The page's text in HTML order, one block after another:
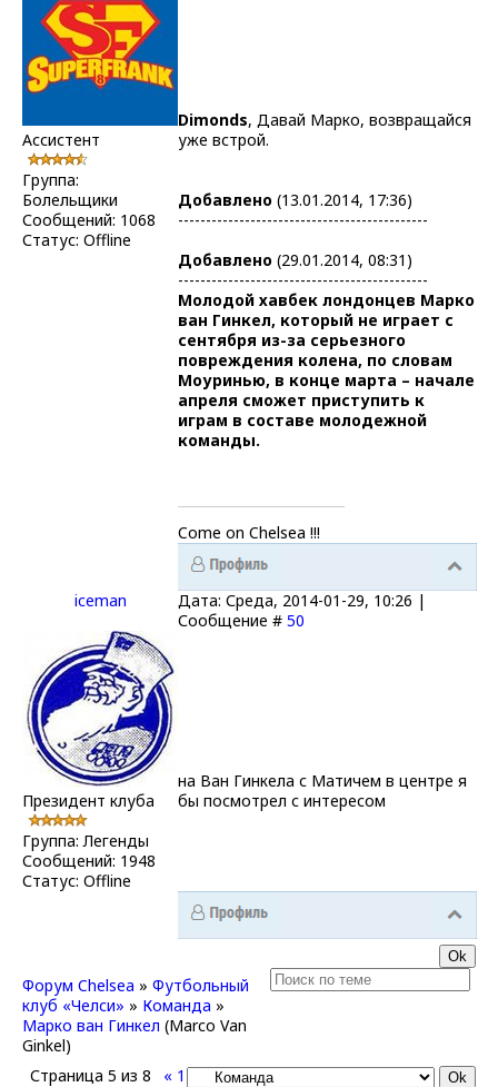
Ассистент
Группа:
Болельщики
Сообщений: 1068
Статус: Offline
Dimonds, Давай Марко, возвращайся
уже встрой.
Добавлено (13.01.2014, 17:36)
---------------------------------------------
Добавлено (29.01.2014, 08:31)
---------------------------------------------
Молодой хавбек лондонцев Марко
ван Гинкел, который не играет с
сентября из-за серьезного
повреждения колена, по словам
Моуринью, в конце марта – начале
апреля сможет приступить к
играм в составе молодежной
команды.
Come on Chelsea !!!
iceman
Дата: Среда, 2014-01-29, 10:26 |
Сообщение # 50
Президент клуба
Группа: Легенды
Сообщений: 1948
Статус: Offline
на Ван Гинкела с Матичем в центре я
бы посмотрел с интересом
Форум Chelsea » Футбольный
клуб «Челси» » Команда »
Марко ван Гинкел (Marco Van
Ginkel)
Страница 5 из 8 « 1